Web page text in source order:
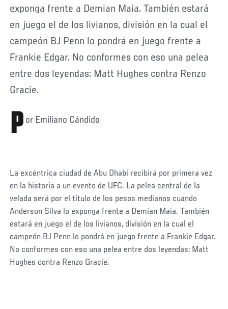
exponga frente a Demian Maia. También estará
en juego el de los livianos, división en la cual el
campeón BJ Penn lo pondrá en juego frente a
Frankie Edgar. No conformes con eso una pelea
entre dos leyendas: Matt Hughes contra Renzo
Gracie.
P or Emiliano Cándido
La excéntrica ciudad de Abu Dhabi recibirá por primera vez
en la historia a un evento de UFC. La pelea central de la
velada será por el título de los pesos medianos cuando
Anderson Silva lo exponga frente a Demian Maia. También
estará en juego el de los livianos, división en la cual el
campeón BJ Penn lo pondrá en juego frente a Frankie Edgar.
No conformes con eso una pelea entre dos leyendas: Matt
Hughes contra Renzo Gracie.